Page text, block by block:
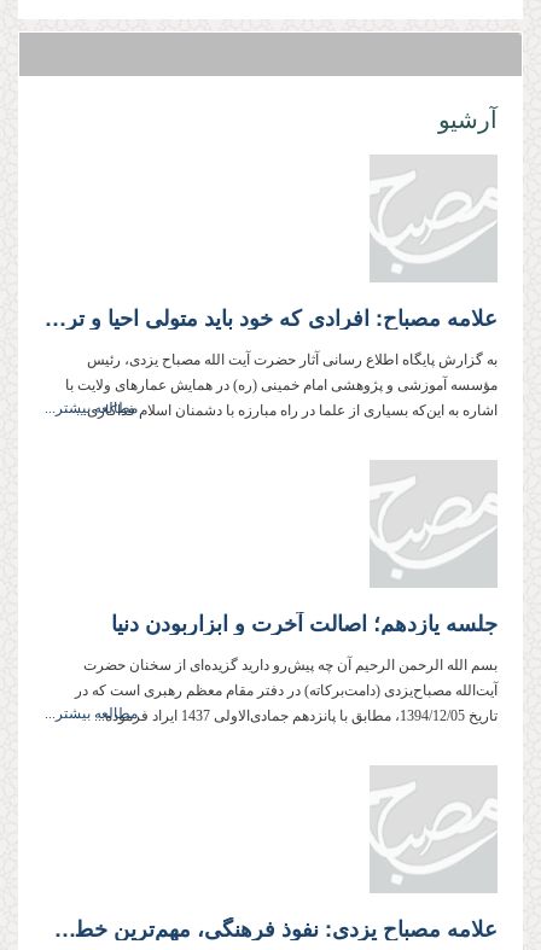
آرشیو
علامه مصباح: افرادی که خود باید متولی احیا و ترویج ارزش‌ها شوند، به تخریب آن می‌پردازند!
به گزارش پایگاه اطلاع رسانی آثار حضرت آیت الله مصباح یزدی، رئیس
مؤسسه آموزشی و پژوهشی امام خمینی (ره) در همایش عمار‌های ولایت با
اشاره به این‌که بسیاری از علما در راه مبارزه با دشمنان اسلام فداکاری...
مطالعه بیشتر...
جلسه یازدهم؛ اصالت آخرت و ابزاربودن دنیا
بسم الله الرحمن الرحیم آن چه پیش‌رو دارید گزیده‌ای از سخنان حضرت
آیت‌الله مصباح‌یزدی (دامت‌بركاته) در دفتر مقام معظم رهبری است كه در
تاریخ 1394/12/05، مطابق با پانزدهم جمادی‌الاولی 1437 ایراد فرموده...
مطالعه بیشتر...
علامه مصباح یزدی: نفوذ فرهنگی، مهم‌ترین خطری است که انقلاب را تهدید می‌کند